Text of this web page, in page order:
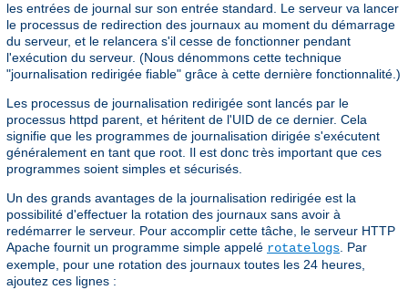
les entrées de journal sur son entrée standard. Le serveur va lancer
le processus de redirection des journaux au moment du démarrage
du serveur, et le relancera s'il cesse de fonctionner pendant
l'exécution du serveur. (Nous dénommons cette technique
"journalisation redirigée fiable" grâce à cette dernière fonctionnalité.)
Les processus de journalisation redirigée sont lancés par le
processus httpd parent, et héritent de l'UID de ce dernier. Cela
signifie que les programmes de journalisation dirigée s'exécutent
généralement en tant que root. Il est donc très important que ces
programmes soient simples et sécurisés.
Un des grands avantages de la journalisation redirigée est la
possibilité d'effectuer la rotation des journaux sans avoir à
redémarrer le serveur. Pour accomplir cette tâche, le serveur HTTP
Apache fournit un programme simple appelé rotatelogs . Par
exemple, pour une rotation des journaux toutes les 24 heures,
ajoutez ces lignes :